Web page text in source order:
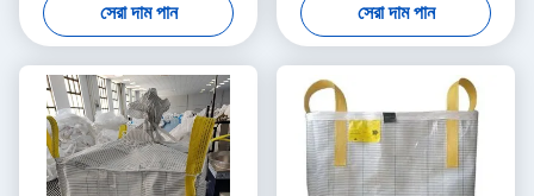
সেরা দাম পান সেরা দাম পান